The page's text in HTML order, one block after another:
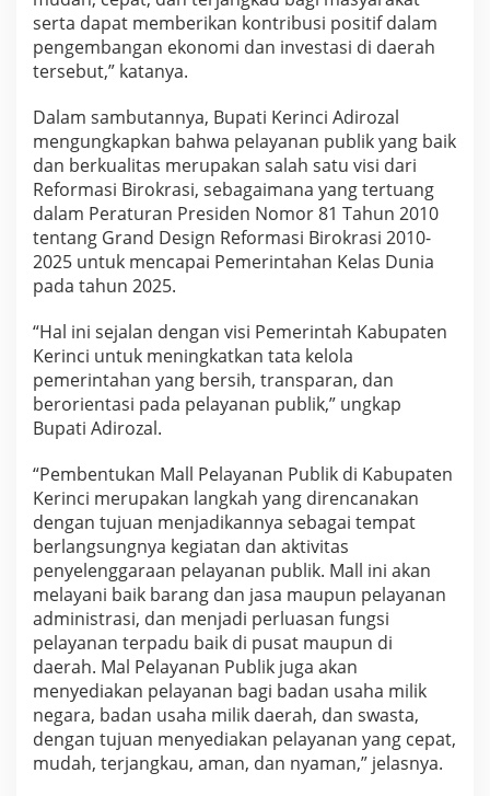
serta dapat memberikan kontribusi positif dalam
pengembangan ekonomi dan investasi di daerah
tersebut,” katanya.
Dalam sambutannya, Bupati Kerinci Adirozal
mengungkapkan bahwa pelayanan publik yang baik
dan berkualitas merupakan salah satu visi dari
Reformasi Birokrasi, sebagaimana yang tertuang
dalam Peraturan Presiden Nomor 81 Tahun 2010
tentang Grand Design Reformasi Birokrasi 2010-
2025 untuk mencapai Pemerintahan Kelas Dunia
pada tahun 2025.
“Hal ini sejalan dengan visi Pemerintah Kabupaten
Kerinci untuk meningkatkan tata kelola
pemerintahan yang bersih, transparan, dan
berorientasi pada pelayanan publik,” ungkap
Bupati Adirozal.
“Pembentukan Mall Pelayanan Publik di Kabupaten
Kerinci merupakan langkah yang direncanakan
dengan tujuan menjadikannya sebagai tempat
berlangsungnya kegiatan dan aktivitas
penyelenggaraan pelayanan publik. Mall ini akan
melayani baik barang dan jasa maupun pelayanan
administrasi, dan menjadi perluasan fungsi
pelayanan terpadu baik di pusat maupun di
daerah. Mal Pelayanan Publik juga akan
menyediakan pelayanan bagi badan usaha milik
negara, badan usaha milik daerah, dan swasta,
dengan tujuan menyediakan pelayanan yang cepat,
mudah, terjangkau, aman, dan nyaman,” jelasnya.